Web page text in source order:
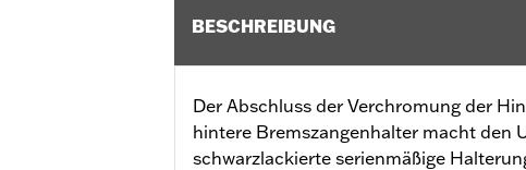
BESCHREIBUNG
Der Abschluss der Verchromung der
hintere Bremszangenhalter macht den
schwarzlackierte serienmäßige